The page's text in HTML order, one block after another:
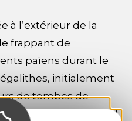
à l’extérieur de la
frappant de
païens durant le
initialement
de tombes de
pouvoir, ont souvent